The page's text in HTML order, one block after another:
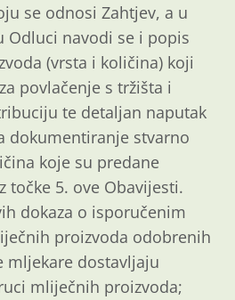
se odnosi Zahtjev, a u
Odluci navodi se i popis
(vrsta i količina) koji
povlačenje s tržišta i
te detaljan naputak
dokumentiranje stvarno
koje su predane
točke 5. ove Obavijesti.
dokaza o isporučenim
proizvoda odobrenih
mljekare dostavljaju
mliječnih proizvoda;